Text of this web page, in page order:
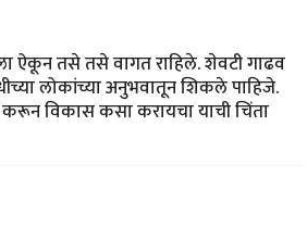
ऐकून तसे तसे वागत राहिले. शेवटी गाढव
लोकांच्या अनुभवातून शिकले पाहिजे.
करून विकास कसा करायचा याची चिंता